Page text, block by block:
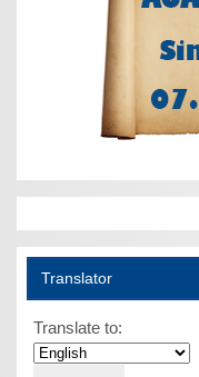
Translator
Translate to: